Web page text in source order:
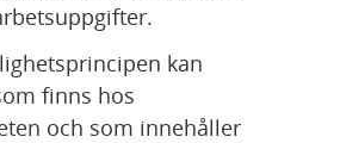
kan
finns hos
och som innehåller